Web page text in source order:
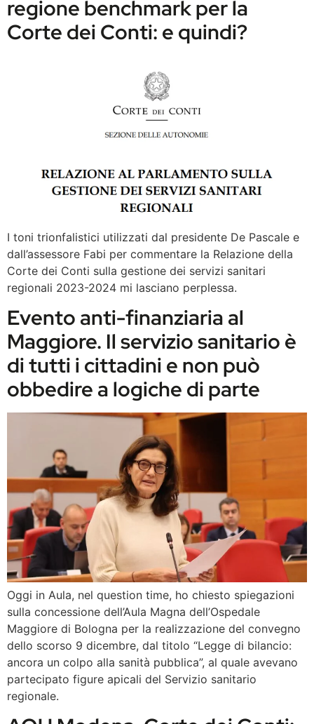
regione benchmark per la
Corte dei Conti: e quindi?
I toni trionfalistici utilizzati dal presidente De Pascale e
dall’assessore Fabi per commentare la Relazione della
Corte dei Conti sulla gestione dei servizi sanitari
regionali 2023-2024 mi lasciano perplessa.
Evento anti-finanziaria al
Maggiore. Il servizio sanitario è
di tutti i cittadini e non può
obbedire a logiche di parte
Oggi in Aula, nel question time, ho chiesto spiegazioni
sulla concessione dell’Aula Magna dell’Ospedale
Maggiore di Bologna per la realizzazione del convegno
dello scorso 9 dicembre, dal titolo “Legge di bilancio:
ancora un colpo alla sanità pubblica”, al quale avevano
partecipato figure apicali del Servizio sanitario
regionale.